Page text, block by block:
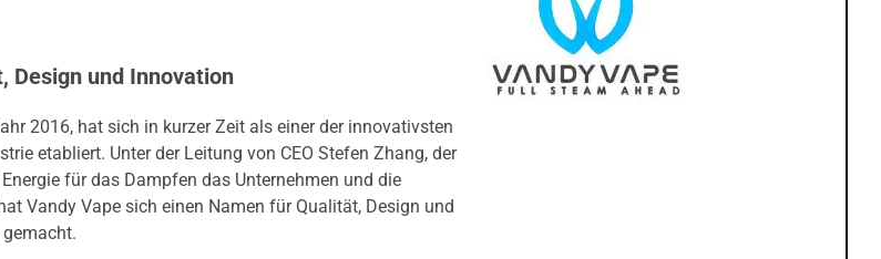
Design und Innovation
2016, hat sich in kurzer Zeit als einer der innovativsten
etabliert. Unter der Leitung von CEO Stefen Zhang, der
für das Dampfen das Unternehmen und die
Vandy Vape sich einen Namen für Qualität, Design und